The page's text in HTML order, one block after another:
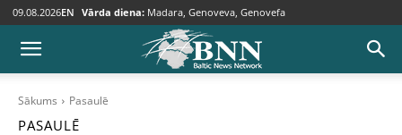
09.08.2026EN Vārda diena: Madara, Genoveva, Genovefa
Sākums Pasaulē
PASAULĒ